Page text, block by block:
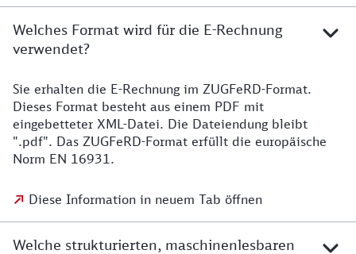
Welches Format wird für die E-Rechnung
verwendet?
Sie erhalten die E-Rechnung im ZUGFeRD-Format.
Dieses Format besteht aus einem PDF mit
eingebetteter XML-Datei. Die Dateiendung bleibt
".pdf". Das ZUGFeRD-Format erfüllt die europäische
Norm EN 16931.
Diese Information in neuem Tab öffnen
Welche strukturierten, maschinenlesbaren